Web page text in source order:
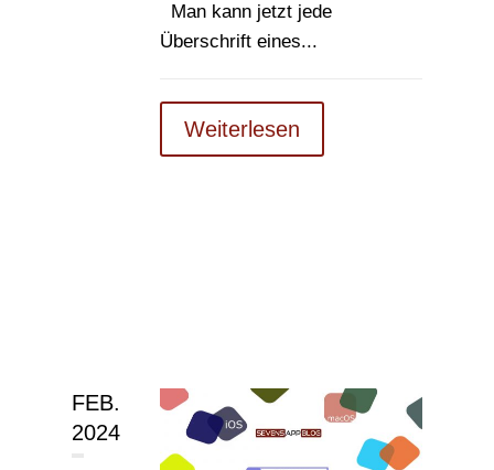
Man kann jetzt jede
Überschrift eines...
Weiterlesen
FEB.
2024